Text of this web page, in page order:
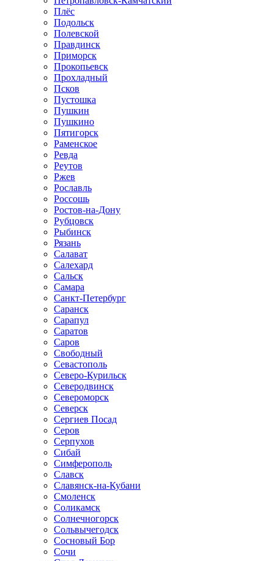
Плёс
Подольск
Полевской
Правдинск
Приморск
Прокопьевск
Прохладный
Псков
Пустошка
Пушкин
Пушкино
Пятигорск
Раменское
Ревда
Реутов
Ржев
Рославль
Россошь
Ростов-на-Дону
Рубцовск
Рыбинск
Рязань
Салават
Салехард
Сальск
Самара
Санкт-Петербург
Саранск
Сарапул
Саратов
Саров
Свободный
Севастополь
Северо-Курильск
Северодвинск
Североморск
Северск
Сергиев Посад
Серов
Серпухов
Сибай
Симферополь
Славск
Славянск-на-Кубани
Смоленск
Соликамск
Солнечногорск
Сольвычегодск
Сосновый Бор
Сочи